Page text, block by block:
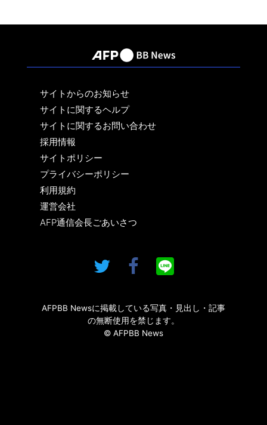
サイトからのお知らせ
サイトに関するヘルプ
サイトに関するお問い合わせ
採用情報
サイトポリシー
プライバシーポリシー
利用規約
運営会社
AFP通信会長ごあいさつ
AFPBB Newsに掲載している写真・見出し・記事
の無断使用を禁じます。
© AFPBB News